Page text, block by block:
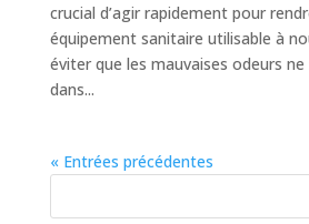
crucial d’agir rapidement pour
équipement sanitaire utilisable à
éviter que les mauvaises odeurs
dans...
« Entrées précédentes